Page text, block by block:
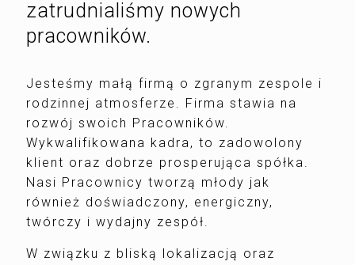
zatrudnialiśmy nowych
pracowników.
Jesteśmy małą firmą o zgranym zespole i
rodzinnej atmosferze. Firma stawia na
rozwój swoich Pracowników.
Wykwalifikowana kadra, to zadowolony
klient oraz dobrze prosperująca spółka.
Nasi Pracownicy tworzą młody jak
również doświadczony, energiczny,
twórczy i wydajny zespół.
W związku z bliską lokalizacją oraz